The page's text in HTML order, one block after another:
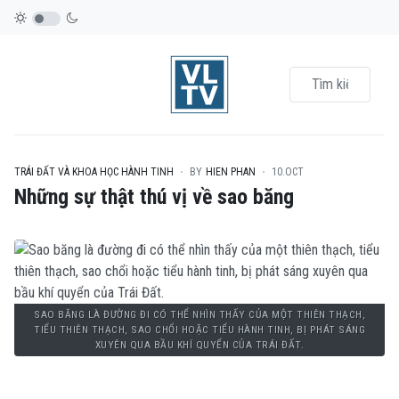
TRÁI ĐẤT VÀ KHOA HỌC HÀNH TINH BY HIEN PHAN 10.OCT
Những sự thật thú vị về sao băng
SAO BĂNG LÀ ĐƯỜNG ĐI CÓ THỂ NHÌN THẤY CỦA MỘT THIÊN THẠCH,
TIỂU THIÊN THẠCH, SAO CHỔI HOẶC TIỂU HÀNH TINH, BỊ PHÁT SÁNG
XUYÊN QUA BẦU KHÍ QUYỂN CỦA TRÁI ĐẤT.